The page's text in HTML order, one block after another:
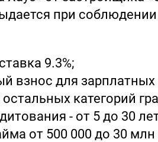
при
9.3%;
взнос для зарплатных
категорий
- от 5 до 30
от 500 000 до 30 млн